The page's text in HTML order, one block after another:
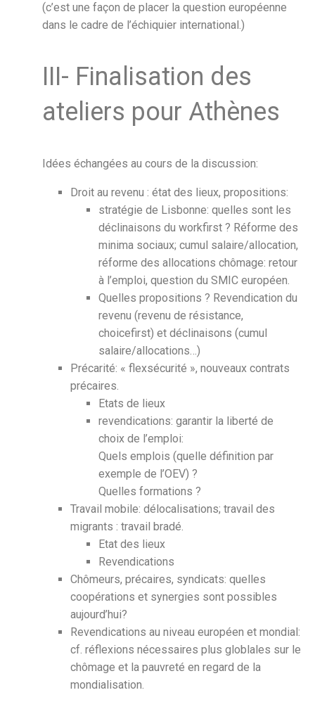
(c’est une façon de placer la question européenne
dans le cadre de l’échiquier international.)
III- Finalisation des
ateliers pour Athènes
Idées échangées au cours de la discussion:
Droit au revenu : état des lieux, propositions:
stratégie de Lisbonne: quelles sont les
déclinaisons du workfirst ? Réforme des
minima sociaux; cumul salaire/allocation,
réforme des allocations chômage: retour
à l’emploi, question du SMIC européen.
Quelles propositions ? Revendication du
revenu (revenu de résistance,
choicefirst) et déclinaisons (cumul
salaire/allocations…)
Précarité: « flexsécurité », nouveaux contrats
précaires.
Etats de lieux
revendications: garantir la liberté de
choix de l’emploi:
Quels emplois (quelle définition par
exemple de l’OEV) ?
Quelles formations ?
Travail mobile: délocalisations; travail des
migrants : travail bradé.
Etat des lieux
Revendications
Chômeurs, précaires, syndicats: quelles
coopérations et synergies sont possibles
aujourd’hui?
Revendications au niveau européen et mondial:
cf. réflexions nécessaires plus globlales sur le
chômage et la pauvreté en regard de la
mondialisation.